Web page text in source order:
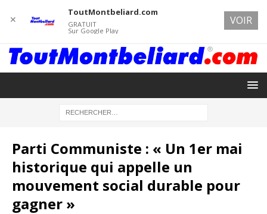
Parti Communiste : « Un 1er mai
historique qui appelle un
mouvement social durable pour
gagner »
✕
ToutMontbeliard.com
GRATUIT
Sur Google Play
VOIR